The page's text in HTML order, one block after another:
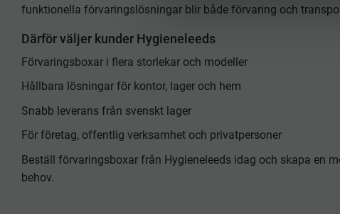
v
funktionella förvaringslösningar blir både förvaring och
Därför väljer kunder Hygieneleeds
Förvaringsboxar i flera storlekar och modeller
Hållbara lösningar för kontor, lager och hem
Snabb leverans från svenskt lager
För företag, offentlig verksamhet och privatpersoner
Beställ förvaringsboxar från Hygieneleeds idag och skapa en
behov.